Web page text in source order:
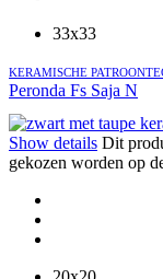
33x33
KERAMISCHE
Peronda Fs Saja N
Show details Dit
gekozen worden op